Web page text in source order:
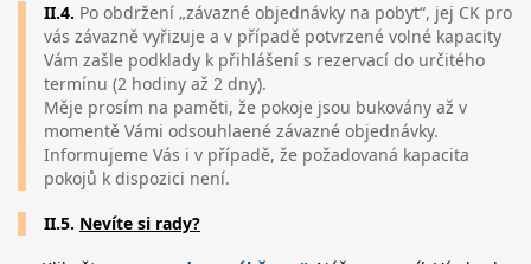
II.4. Po obdržení „závazné objednávky na pobyt“, jej CK pro
vás závazně vyřizuje a v případě potvrzené volné kapacity
Vám zašle podklady k přihlášení s rezervací do určitého
termínu (2 hodiny až 2 dny).
Měje prosím na paměti, že pokoje jsou bukovány až v
momentě Vámi odsouhlaené závazné objednávky.
Informujeme Vás i v případě, že požadovaná kapacita
pokojů k dispozici není.
II.5. Nevíte si rady?